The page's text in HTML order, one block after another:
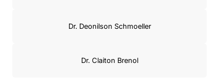
Dr. Deonilson Schmoeller
Dr. Claiton Brenol